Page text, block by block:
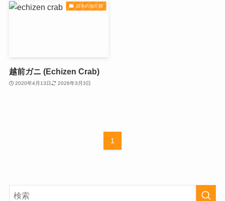
日本の魚介類
越前ガニ (Echizen Crab)
2020年4月13日 2026年3月3日
1